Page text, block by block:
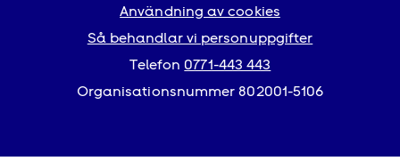
Användning av cookies
Så behandlar vi personuppgifter
Telefon0771-443 443
Organisationsnummer 802001-5106